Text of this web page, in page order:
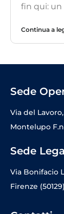
fin qui: un
Continua a
Sede
Via del
Montelupo
Sede
Via Bonifacio
Firenze (50129)